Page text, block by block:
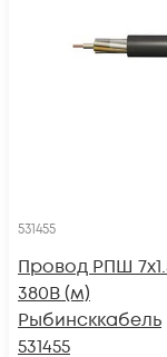
531455
Провод РПШ
380В (м)
Рыбинсккабель
531455